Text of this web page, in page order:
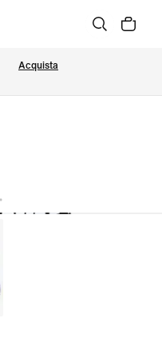
Acquista